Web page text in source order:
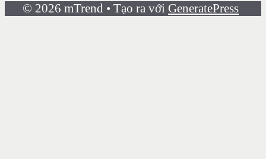
© 2026 mTrend • Tạo ra với GeneratePress